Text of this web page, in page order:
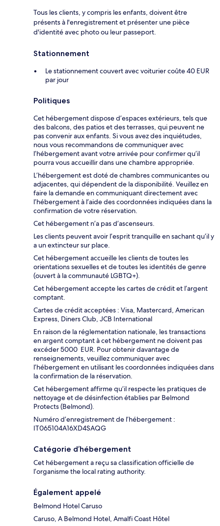
Tous les clients, y compris les enfants, doivent être
présents à l'enregistrement et présenter une pièce
d'identité avec photo ou leur passeport.
Stationnement
Le stationnement couvert avec voiturier coûte 40 EUR
par jour
Politiques
Cet hébergement dispose d’espaces extérieurs, tels que
des balcons, des patios et des terrasses, qui peuvent ne
pas convenir aux enfants. Si vous avez des inquiétudes,
nous vous recommandons de communiquer avec
l’hébergement avant votre arrivée pour confirmer qu’il
pourra vous accueillir dans une chambre appropriée.
L’hébergement est doté de chambres communicantes ou
adjacentes, qui dépendent de la disponibilité. Veuillez en
faire la demande en communiquant directement avec
l’hébergement à l’aide des coordonnées indiquées dans la
confirmation de votre réservation.
Cet hébergement n’a pas d’ascenseurs.
Les clients peuvent avoir l’esprit tranquille en sachant qu’il y
a un extincteur sur place.
Cet hébergement accueille les clients de toutes les
orientations sexuelles et de toutes les identités de genre
(ouvert à la communauté LGBTQ+).
Cet hébergement accepte les cartes de crédit et l’argent
comptant.
Cartes de crédit acceptées : Visa, Mastercard, American
Express, Diners Club, JCB International
En raison de la réglementation nationale, les transactions
en argent comptant à cet hébergement ne doivent pas
excéder 5000 EUR. Pour obtenir davantage de
renseignements, veuillez communiquer avec
l’hébergement en utilisant les coordonnées indiquées dans
la confirmation de la réservation.
Cet hébergement affirme qu’il respecte les pratiques de
nettoyage et de désinfection établies par Belmond
Protects (Belmond).
Numéro d’enregistrement de l’hébergement :
IT065104A16XD4SAQG
Catégorie d’hébergement
Cet hébergement a reçu sa classification officielle de
l’organisme the local rating authority.
Également appelé
Belmond Hotel Caruso
Caruso, A Belmond Hotel, Amalfi Coast Hôtel